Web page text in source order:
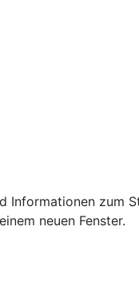
Informationen zum
neuen Fenster.